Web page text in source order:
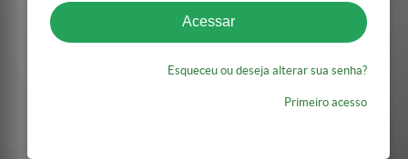
Esqueceu ou deseja alterar sua senha?
Primeiro acesso